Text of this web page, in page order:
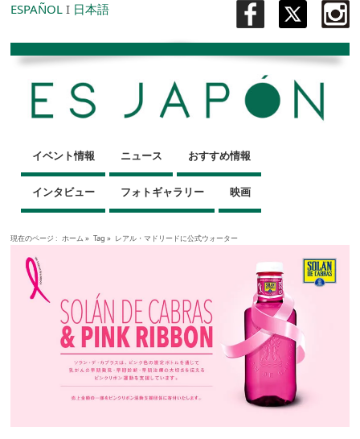
ESPAÑOL I 日本語
イベント情報 ニュース おすすめ情報
インタビュー フォトギャラリー 映画
現在のページ : ホーム » Tag » レアル・マドリードに公式ウォーター